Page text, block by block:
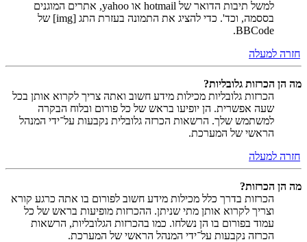
למשל תיבות הדואר של hotmail או yahoo, אתרים המוגנים
בססמה, וכד'. כדי להציג את התמונה בעזרת התג [img] של
BBCode.
חזרה למעלה
מה הן הכרזות גלובליות?
הכרזות גלובליות מכילות מידע חשוב ואתה צריך לקרוא אותן בכל
שעה אפשרית. הן יופיעו בראש של כל פורום ובלוח הבקרה
למשתמש שלך. הרשאות הכרזה גלובלית נקבעות על־ידי המנהל
הראשי של המערכת.
חזרה למעלה
מה הן הכרזות?
הכרזות בדרך כלל מכילות מידע חשוב לפורום בו אתה כרגע קורא
וצריך לקרוא אותן מתי שניתן. ההכרזות מופיעות בראש של כל
עמוד בפורום בו הן נשלחו. כמו בהכרזות הגלובליות, הרשאות
הכרזה נקבעות על־ידי המנהל הראשי של המערכת.